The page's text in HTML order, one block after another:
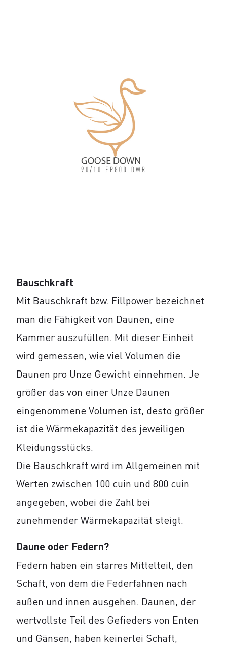
Bauschkraft
Mit Bauschkraft bzw. Fillpower bezeichnet
man die Fähigkeit von Daunen, eine
Kammer auszufüllen. Mit dieser Einheit
wird gemessen, wie viel Volumen die
Daunen pro Unze Gewicht einnehmen. Je
größer das von einer Unze Daunen
eingenommene Volumen ist, desto größer
ist die Wärmekapazität des jeweiligen
Kleidungsstücks.
Die Bauschkraft wird im Allgemeinen mit
Werten zwischen 100 cuin und 800 cuin
angegeben, wobei die Zahl bei
zunehmender Wärmekapazität steigt.
Daune oder Federn?
Federn haben ein starres Mittelteil, den
Schaft, von dem die Federfahnen nach
außen und innen ausgehen. Daunen, der
wertvollste Teil des Gefieders von Enten
und Gänsen, haben keinerlei Schaft,